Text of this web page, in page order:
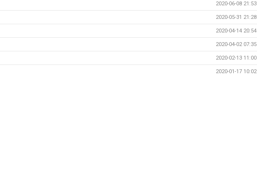
2020-06-08 21:53
2020-05-31 21:28
2020-04-14 20:54
2020-04-02 07:35
2020-02-13 11:00
2020-01-17 10:02